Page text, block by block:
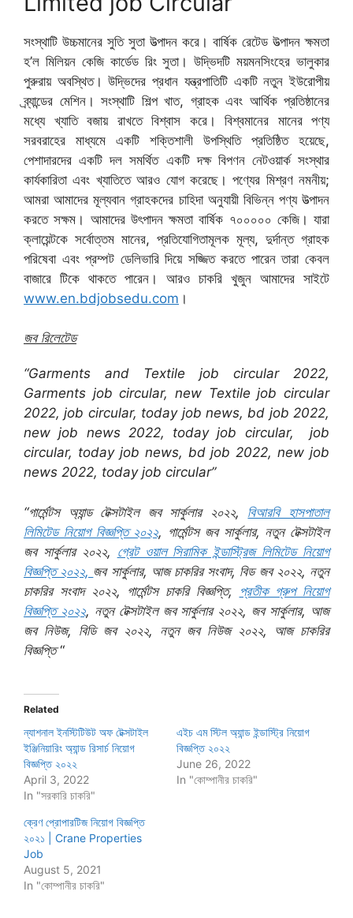
সংস্থাটি উচ্চমানের সুতি সুতা উত্পাদন করে। বার্ষিক রেটেড উত্পাদন ক্ষমতা
হ’ল মিলিয়ন কেজি কার্ডেড রিং সুতা। উদ্ভিদটি ময়মনসিংহের ভালুকার
পুরুরায় অবস্থিত। উদ্ভিদের প্রধান যন্ত্রপাতিটি একটি নতুন ইউরোপীয়
ব্র্যান্ডের মেশিন। সংস্থাটি শিল্প খাত, গ্রাহক এবং আর্থিক প্রতিষ্ঠানের
মধ্যে খ্যাতি বজায় রাখতে বিশ্বাস করে। বিশ্বমানের মানের পণ্য
সরবরাহের মাধ্যমে একটি শক্তিশালী উপস্থিতি প্রতিষ্ঠিত হয়েছে,
পেশাদারদের একটি দল সমর্থিত একটি দক্ষ বিপণন নেটওয়ার্ক সংস্থার
কার্যকারিতা এবং খ্যাতিতে আরও যোগ করেছে। পণ্যের মিশ্রণ নমনীয়;
আমরা আমাদের মূল্যবান গ্রাহকদের চাহিদা অনুযায়ী বিভিন্ন পণ্য উত্পাদন
করতে সক্ষম। আমাদের উৎপাদন ক্ষমতা বার্ষিক ৭০০০০০ কেজি। যারা
ক্লায়েন্টকে সর্বোত্তম মানের, প্রতিযোগিতামূলক মূল্য, দুর্দান্ত গ্রাহক
পরিষেবা এবং প্রম্পট ডেলিভারি দিয়ে সজ্জিত করতে পারেন তারা কেবল
বাজারে টিকে থাকতে পারেন। আরও চাকরি খুজুন আমাদের সাইটে
www.en.bdjobsedu.com ।
জব রিলেটেড
“Garments and Textile job circular 2022,
Garments job circular, new Textile job circular
2022, job circular, today job news, bd job 2022,
new job news 2022, today job circular, job
circular, today job news, bd job 2022, new job
news 2022, today job circular”
“গার্মেন্টস অ্যান্ড টেক্সটাইল জব সার্কুলার ২০২২, বিআরবি হাসপাতাল
লিমিটেড নিয়োগ বিজ্ঞপ্তি ২০২২, গার্মেন্টস জব সার্কুলার, নতুন টেক্সটাইল
জব সার্কুলার ২০২২, গ্রেট ওয়াল সিরামিক ইন্ডাস্ট্রিজ লিমিটেড নিয়োগ
বিজ্ঞপ্তি ২০২২, জব সার্কুলার, আজ চাকরির সংবাদ, বিড জব ২০২২, নতুন
চাকরির সংবাদ ২০২২, গার্মেন্টস চাকরি বিজ্ঞপ্তি, প্রতীক গ্রুপ নিয়োগ
বিজ্ঞপ্তি ২০২২, নতুন টেক্সটাইল জব সার্কুলার ২০২২, জব সার্কুলার, আজ
জব নিউজ, বিডি জব ২০২২, নতুন জব নিউজ ২০২২, আজ চাকরির
বিজ্ঞপ্তি“
Related
ন্যাশনাল ইনস্টিটিউট অফ টেক্সটাইল
ইঞ্জিনিয়ারিং অ্যান্ড রিসার্চ নিয়োগ
বিজ্ঞপ্তি ২০২২
April 3, 2022
In "সরকারি চাকরি"
এইচ এম স্টিল অ্যান্ড ইন্ডাস্ট্রি নিয়োগ
বিজ্ঞপ্তি ২০২২
June 26, 2022
In "কোম্পানীর চাকরি"
ক্রেণ প্রোপারটিজ নিয়োগ বিজ্ঞপ্তি
২০২১ | Crane Properties
Job
August 5, 2021
In "কোম্পানীর চাকরি"